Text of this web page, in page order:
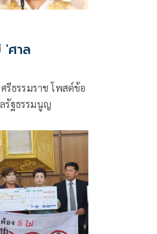
'ศาล
รีธรรมราช โพสต์ข้อ
รัฐธรรมนูญ